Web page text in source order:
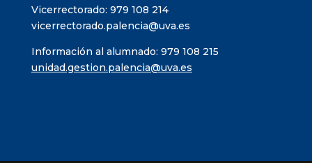
Vicerrectorado: 979 108 214
vicerrectorado.palencia@uva.es
Información al alumnado: 979 108 215
unidad.gestion.palencia@uva.es